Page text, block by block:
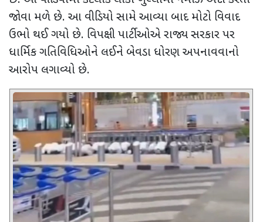
જોવા મળે છે. આ વીડિયો સામે આવ્યા બાદ મોટો વિવાદ
ઉભો થઈ ગયો છે. વિપક્ષી પાર્ટીઓએ રાજ્ય સરકાર પર
ધાર્મિક ગતિવિધિઓને લઈને બેવડા ધોરણ અપનાવવાનો
આરોપ લગાવ્યો છે.